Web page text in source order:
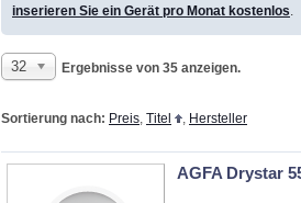
inserieren Sie ein Gerät pro Monat kostenlos
32 Ergebnisse von 35 anzeigen.
Sortierung nach: Preis Titel Hersteller
AGFA Drystar